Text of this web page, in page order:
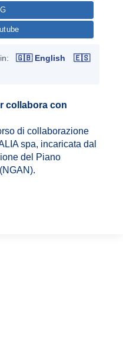
🇬🇧 English
🇪🇸
collabora con
di collaborazione
spa, incaricata dal
del Piano